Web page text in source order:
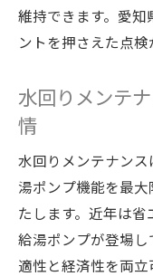
維持できます。愛
ントを押さえた点検
水回りメンテ
情
水回りメンテナン
湯ポンプ機能を最
たします。近年は
給湯ポンプが登場
適性と経済性を両立